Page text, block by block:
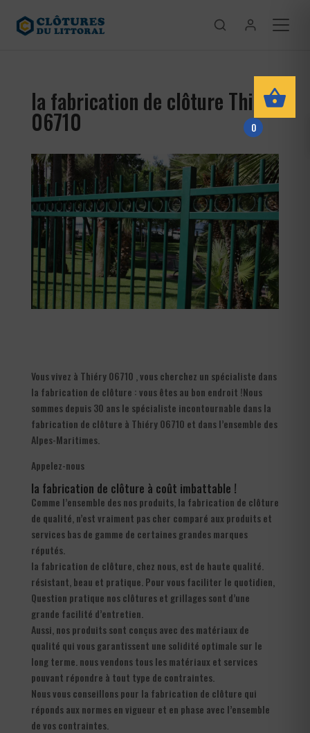
la fabrication de clôture Thiéry
06710
Vous vivez à Thiéry 06710 , vous cherchez un spécialiste dans
la fabrication de clôture : vous êtes au bon endroit !Nous
sommes depuis 30 ans le spécialiste incontournable dans la
fabrication de clôture à Thiéry 06710 et dans l’ensemble des
Alpes-Maritimes.
Appelez-nous
la fabrication de clôture à coût imbattable !
Comme l’ensemble des nos produits, la fabrication de clôture
de qualité, n’est vraiment pas cher comparé aux produits et
services bas de gamme de certaines grandes marques
réputés.
la fabrication de clôture, chez nous, est de haute qualité.
résistant, beau et pratique. Pour vous faciliter le quotidien,
Question pratique nos clôtures et grillages sont d’une
grande facilité d’entretien.
Aussi, nos produits sont conçus avec des matériaux de
qualité qui vous garantissent une solidité optimale sur le
long terme. nous vendons tous les matériaux et services
pouvant répondre à tout type de contraintes.
Nous vous conseillons pour la fabrication de clôture qui
réponds aux normes en vigueur et en phase avec l’ensemble
de vos contraintes.
0